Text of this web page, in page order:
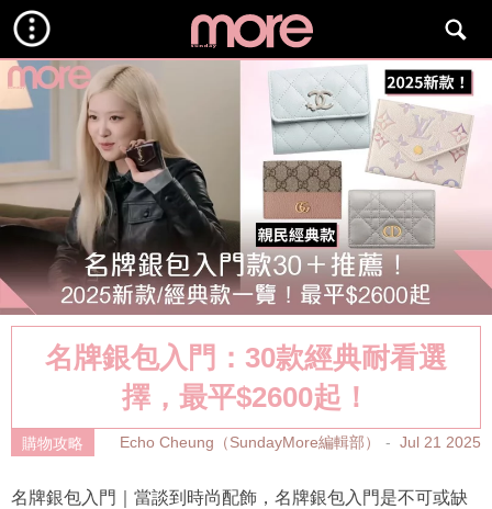
名牌銀包入門：30款經典耐看選
擇，最平$2600起！
購物攻略 Echo Cheung（SundayMore編輯部） Jul 21 2025
名牌銀包入門｜當談到時尚配飾，名牌銀包入門是不可或缺